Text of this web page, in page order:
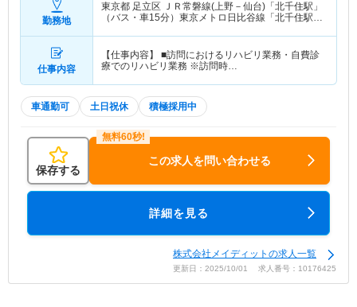
勤務地
東京都 足立区 ＪＲ常磐線(上野－仙台)「北千住駅」
（バス・車15分）東京メトロ日比谷線「北千住駅」
仕事内容
【仕事内容】 ■訪問におけるリハビリ業務・自費診
療でのリハビリ業務 ※訪問時…
車通勤可 土日祝休 積極採用中
保存する
この求人を問い合わせる
詳細を見る
株式会社メイディットの求人一覧
更新日：2025/10/01 求人番号：10176425